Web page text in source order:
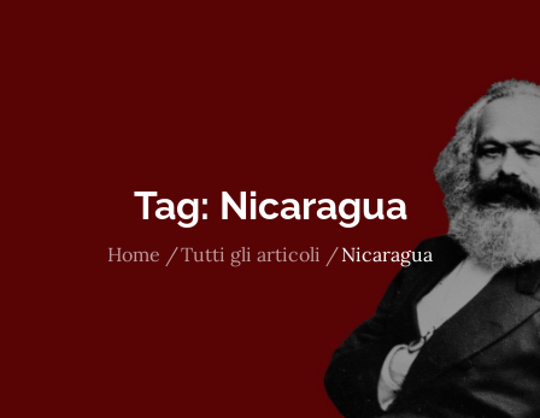
Tag: Nicaragua
Home Tutti gli articoli Nicaragua